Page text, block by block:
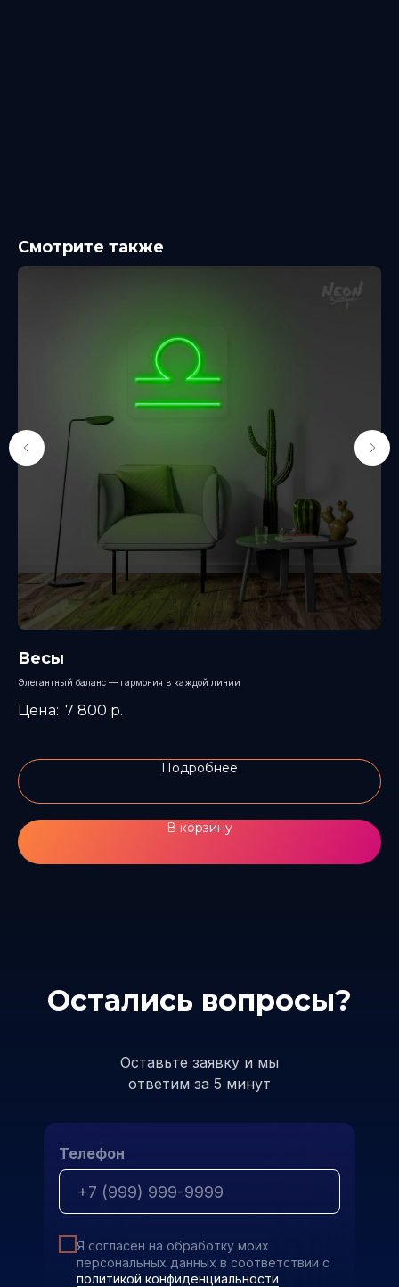
Смотрите также
Весы
Элегантный баланс — гармония в каждой линии
7 800 р.
Подробнее
В корзину
Остались вопросы?
Телефон
Я согласен на обработку моих
персональных данных в соответствии с
политикой конфиденциальности
Оставьте заявку и мы
ответим за 5 минут